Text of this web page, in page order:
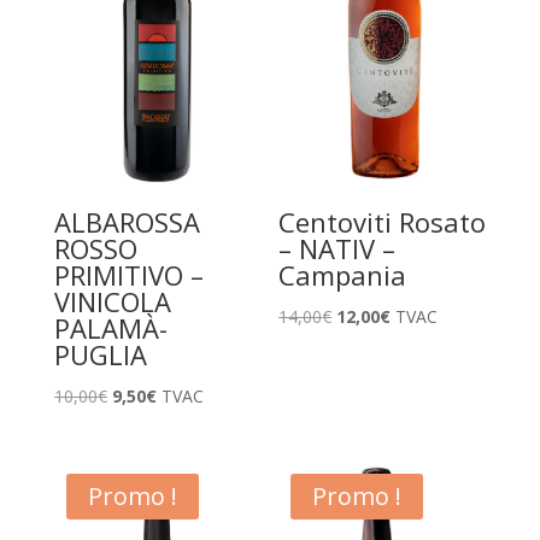
ALBAROSSA
ROSSO
PRIMITIVO –
VINICOLA
PALAMÀ-
PUGLIA
10,00€ Le
était :
10,00€.
9,50€Le
est :
9,50€.
TVAC
Centoviti Rosato
– NATIV –
Campania
14,00€ Le
12,00€Le
TVAC
Promo ! Promo !